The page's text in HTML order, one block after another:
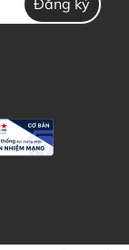
Đăng ký